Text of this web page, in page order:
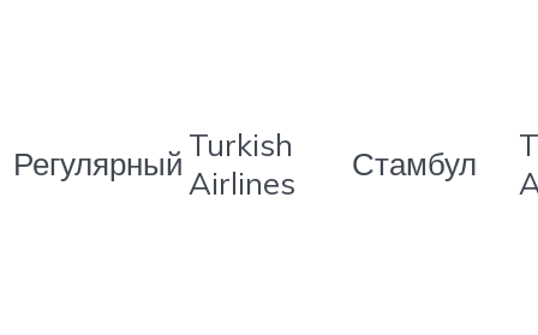
Регулярный Turkish
Airlines
Стамбул